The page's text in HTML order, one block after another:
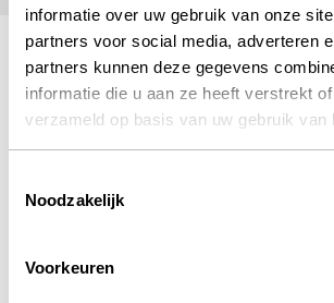
informatie over uw gebruik van onze
partners voor social media, adverteren
partners kunnen deze gegevens
informatie die u aan ze heeft verstrekt
verzameld op basis van uw gebruik van
Noodzakelijk
Voorkeuren
ZUVERLÄSSIGE QUALITÄT